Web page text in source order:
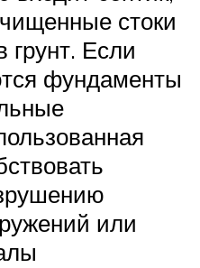
стоки
грунт. Если
фундаменты
или